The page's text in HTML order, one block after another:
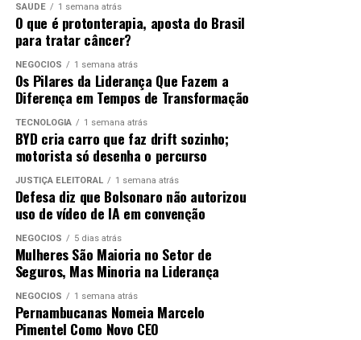
SAÚDE 1 semana atrás
O que é protonterapia, aposta do Brasil
para tratar câncer?
NEGÓCIOS 1 semana atrás
Os Pilares da Liderança Que Fazem a
Diferença em Tempos de Transformação
TECNOLOGIA 1 semana atrás
BYD cria carro que faz drift sozinho;
motorista só desenha o percurso
JUSTIÇA ELEITORAL 1 semana atrás
Defesa diz que Bolsonaro não autorizou
uso de vídeo de IA em convenção
NEGÓCIOS 5 dias atrás
Mulheres São Maioria no Setor de
Seguros, Mas Minoria na Liderança
NEGÓCIOS 1 semana atrás
Pernambucanas Nomeia Marcelo
Pimentel Como Novo CEO